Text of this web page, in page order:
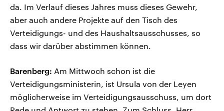
da. Im Verlauf dieses Jahres muss dieses Gewehr,
aber auch andere Projekte auf den Tisch des
Verteidigungs- und des Haushaltsausschusses, so
dass wir darüber abstimmen können.
Barenberg: Am Mittwoch schon ist die
Verteidigungsministerin, ist Ursula von der Leyen
möglicherweise im Verteidigungsausschuss, um dort